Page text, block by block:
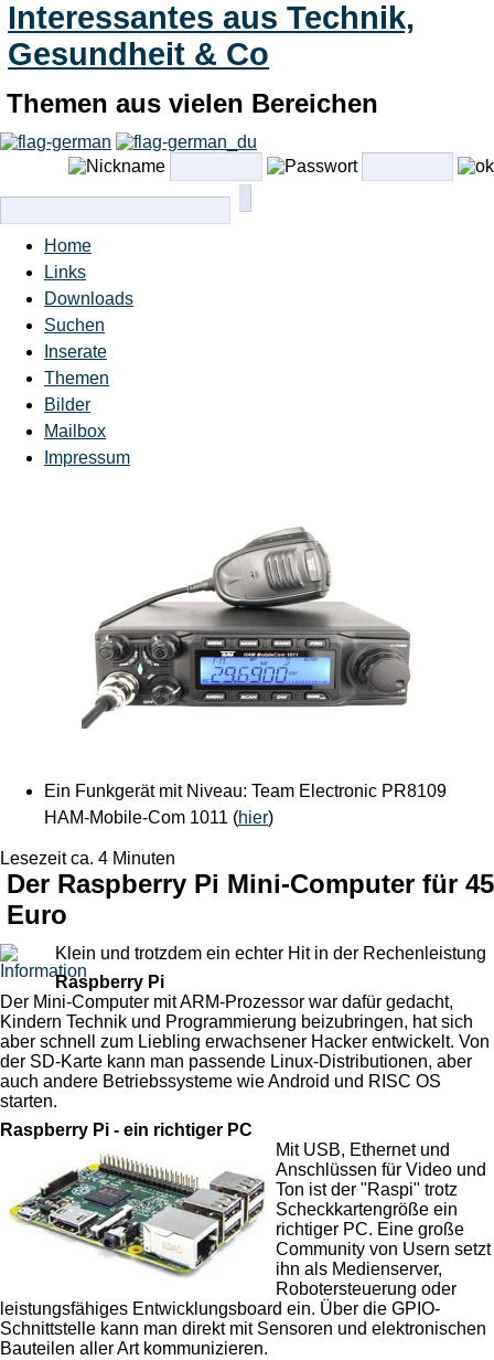
Interessantes aus Technik,
Gesundheit & Co
Themen aus vielen Bereichen
Home
Links
Downloads
Suchen
Inserate
Themen
Bilder
Mailbox
Impressum
Ein Funkgerät mit Niveau: Team Electronic PR8109
HAM-Mobile-Com 1011 (hier)
Lesezeit ca. 4 Minuten
Der Raspberry Pi Mini-Computer für 45
Euro
Klein und trotzdem ein echter Hit in der Rechenleistung
Raspberry Pi
Der Mini-Computer mit ARM-Prozessor war dafür gedacht,
Kindern Technik und Programmierung beizubringen, hat sich
aber schnell zum Liebling erwachsener Hacker entwickelt. Von
der SD-Karte kann man passende Linux-Distributionen, aber
auch andere Betriebssysteme wie Android und RISC OS
starten.
Raspberry Pi - ein richtiger PC
Mit USB, Ethernet und
Anschlüssen für Video und
Ton ist der "Raspi" trotz
Scheckkartengröße ein
richtiger PC. Eine große
Community von Usern setzt
ihn als Medienserver,
Robotersteuerung oder
leistungsfähiges Entwicklungsboard ein. Über die GPIO-
Schnittstelle kann man direkt mit Sensoren und elektronischen
Bauteilen aller Art kommunizieren.